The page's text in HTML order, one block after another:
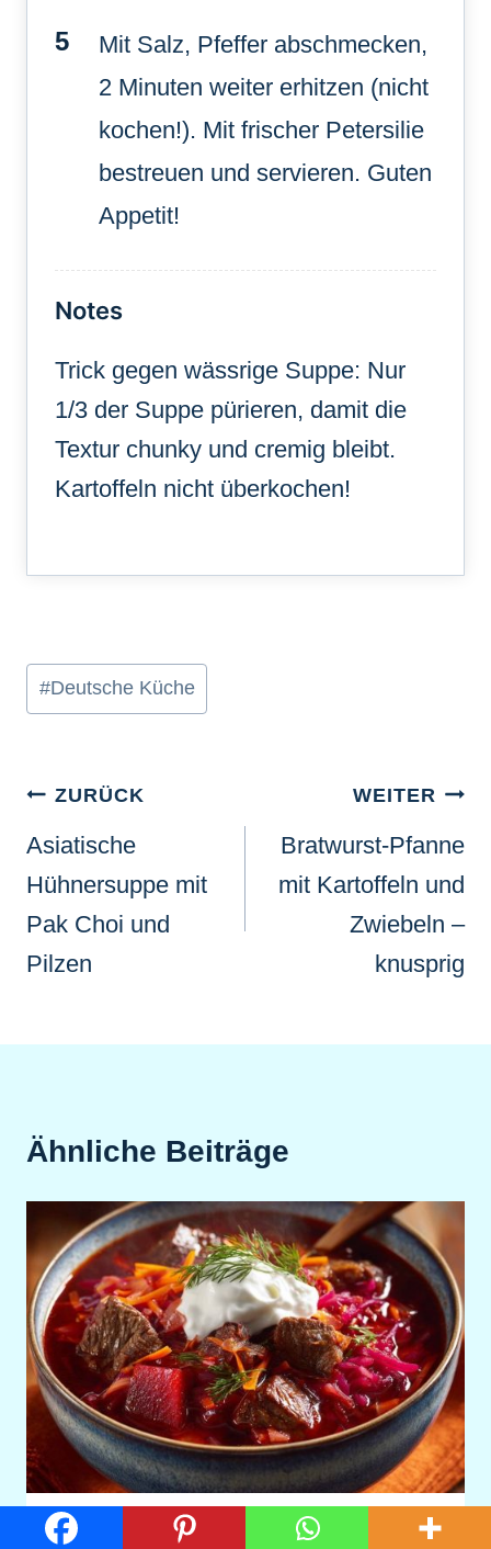
Mit Salz, Pfeffer abschmecken,
2 Minuten weiter erhitzen (nicht
kochen!). Mit frischer Petersilie
bestreuen und servieren. Guten
Appetit!
Notes
Trick gegen wässrige Suppe: Nur
1/3 der Suppe pürieren, damit die
Textur chunky und cremig bleibt.
Kartoffeln nicht überkochen!
Schlagworte:
#Deutsche Küche
Beitragsnavigation
ZURÜCK
Asiatische
Hühnersuppe mit
Pak Choi und
Pilzen
WEITER
Bratwurst-Pfanne
mit Kartoffeln und
Zwiebeln –
knusprig
Ähnliche Beiträge
Russischer Borschtsch (Nie wieder